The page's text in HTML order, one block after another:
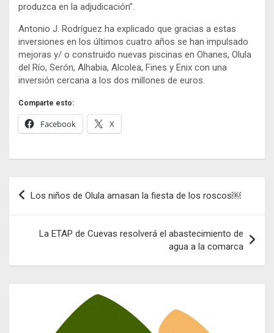
produzca en la adjudicación”.
Antonio J. Rodríguez ha explicado que gracias a estas
inversiones en los últimos cuatro años se han impulsado
mejoras y/ o construido nuevas piscinas en Ohanes, Olula
del Río, Serón, Alhabia, Alcolea, Fines y Enix con una
inversión cercana a los dos millones de euros.
Comparte esto:
Facebook X
Navegación
entradas
Los niños de Olula amasan la fiesta de los roscos￼
La ETAP de Cuevas resolverá el abastecimiento de
agua a la comarca